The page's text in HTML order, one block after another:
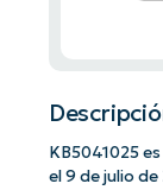
KB5041025
el 9 de julio